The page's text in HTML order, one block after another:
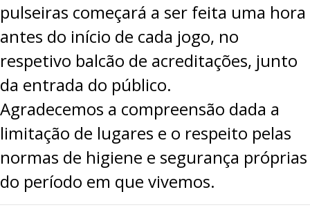
pulseiras começará a ser feita uma hora
antes do início de cada jogo, no
respetivo balcão de acreditações, junto
da entrada do público.
Agradecemos a compreensão dada a
limitação de lugares e o respeito pelas
normas de higiene e segurança próprias
do período em que vivemos.